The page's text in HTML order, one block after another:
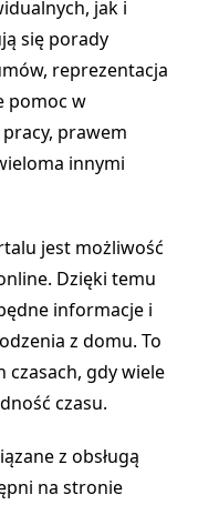
jak i
się porady
reprezentacja
pomoc w
prawem
innymi
jest możliwość
Dzięki temu
informacje i
z domu. To
czasach, gdy wiele
czasu.
z obsługą
na stronie